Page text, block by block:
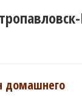
домашнего